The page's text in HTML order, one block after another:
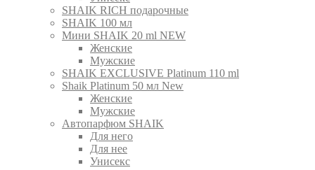
SHAIK RICH подарочные
SHAIK 100 мл
Мини SHAIK 20 ml NEW
Женские
Мужские
SHAIK EXCLUSIVE Platinum 110 ml
Shaik Platinum 50 мл New
Женские
Мужские
Автопарфюм SHAIK
Для него
Для нее
Унисекс